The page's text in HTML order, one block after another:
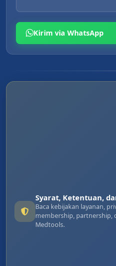
Kirim via WhatsApp
Syarat, Ketentuan,
Baca kebijakan layanan,
membership, partnership,
Medtools.